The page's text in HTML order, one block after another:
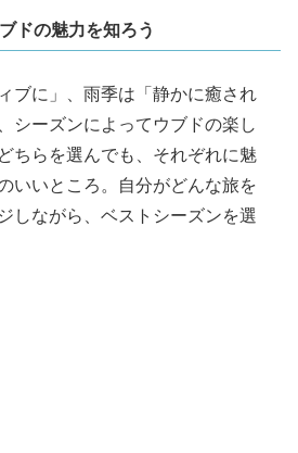
ドの魅力を知ろう
ブに」、雨季は「静かに癒され
シーズンによってウブドの楽し
ちらを選んでも、それぞれに魅
いいところ。自分がどんな旅を
しながら、ベストシーズンを選